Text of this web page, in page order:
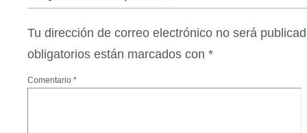
Tu dirección de correo electrónico no será
obligatorios están marcados con *
Comentario *